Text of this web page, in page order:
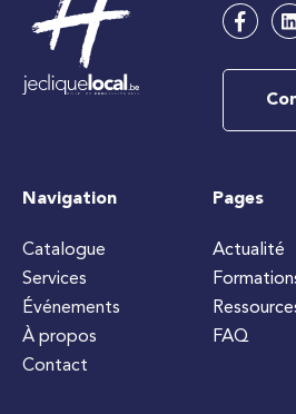
Navigation
Catalogue
Services
Événements
À propos
Contact
Pages
Actualité
FAQ